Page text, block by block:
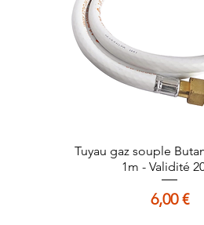
Aperçu
Tuyau gaz souple
1m - Validité
Prix
6,00 €